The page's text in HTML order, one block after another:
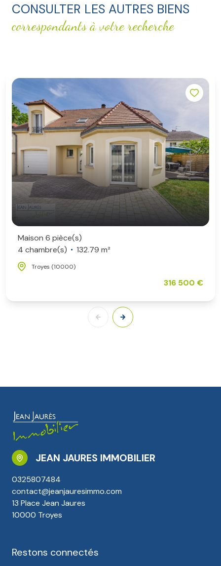
CONSULTER LES AUTRES BIENS
correspondants à votre recherche
Maison 6 pièce(s)
4 chambre(s)
132.79 m²
Troyes (10000)
316 500 €
JEAN JAURES IMMOBILIER
0325807484
contact@jeanjauresimmo.com
13 Place Jean Jaures
10000 Troyes
Restons connectés